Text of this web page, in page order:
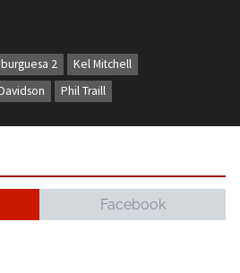
2
Kel Mitchell
Phil Traill
Facebook